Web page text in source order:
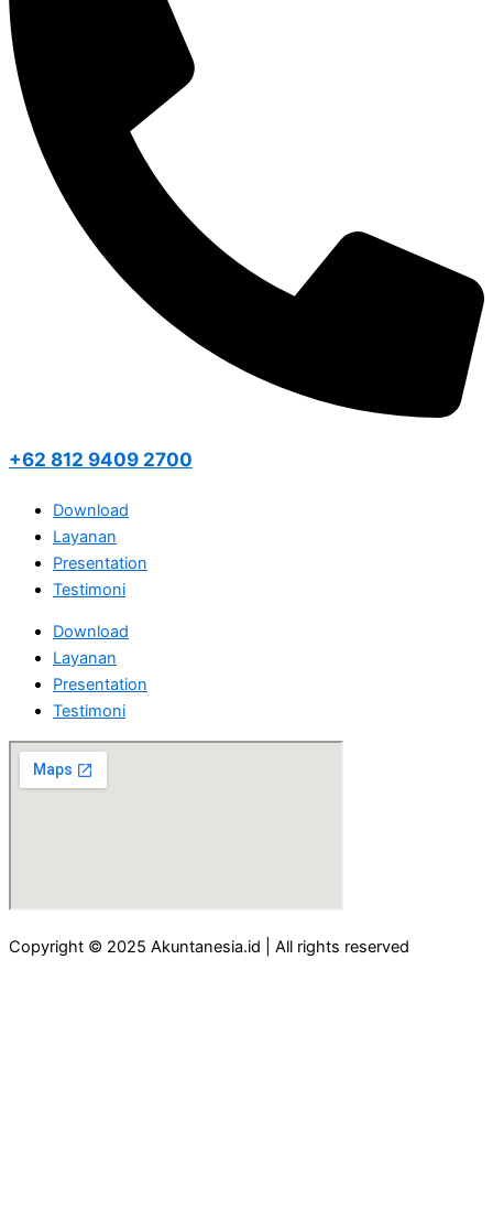
+62 812 9409 2700
Download
Layanan
Presentation
Testimoni
Download
Layanan
Presentation
Testimoni
Copyright © 2025 Akuntanesia.id | All rights reserved